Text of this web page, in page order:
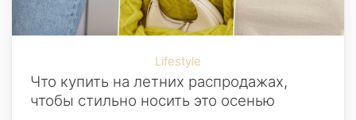
Lifestyle
Что купить на летних распродажах,
чтобы стильно носить это осенью